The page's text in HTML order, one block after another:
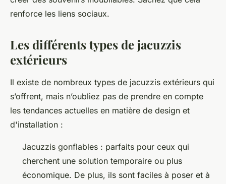
renforce les liens sociaux.
Les différents types de jacuzzis
extérieurs
Il existe de nombreux types de jacuzzis extérieurs qui
s’offrent, mais n’oubliez pas de prendre en compte
les tendances actuelles en matière de design et
d'installation :
Jacuzzis gonflables : parfaits pour ceux qui
cherchent une solution temporaire ou plus
économique. De plus, ils sont faciles à poser et à